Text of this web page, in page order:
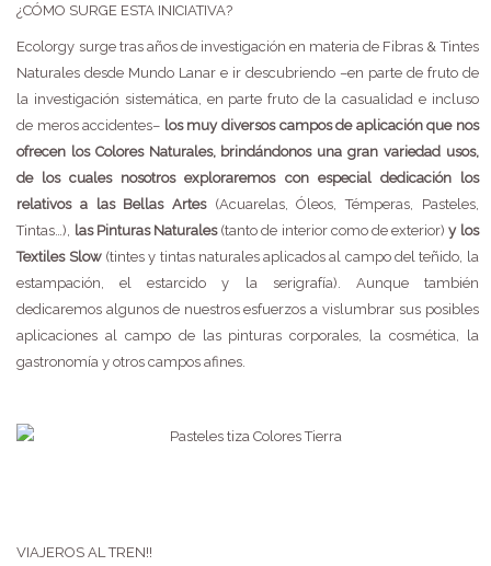
¿CÓMO SURGE ESTA INICIATIVA?
Ecolorgy surge tras años de investigación en materia de Fibras & Tintes
Naturales desde Mundo Lanar e ir descubriendo –en parte de fruto de
la investigación sistemática, en parte fruto de la casualidad e incluso
de meros accidentes– los muy diversos campos de aplicación que nos
ofrecen los Colores Naturales, brindándonos una gran variedad usos,
de los cuales nosotros exploraremos con especial dedicación los
relativos a las Bellas Artes(Acuarelas, Óleos, Témperas, Pasteles,
Tintas…), las Pinturas Naturales(tanto de interior como de exterior)y los
Textiles Slow(tintes y tintas naturales aplicados al campo del teñido, la
estampación, el estarcido y la serigrafía). Aunque también
dedicaremos algunos de nuestros esfuerzos a vislumbrar sus posibles
aplicaciones al campo de las pinturas corporales, la cosmética, la
gastronomía y otros campos afines.
VIAJEROS AL TREN!!